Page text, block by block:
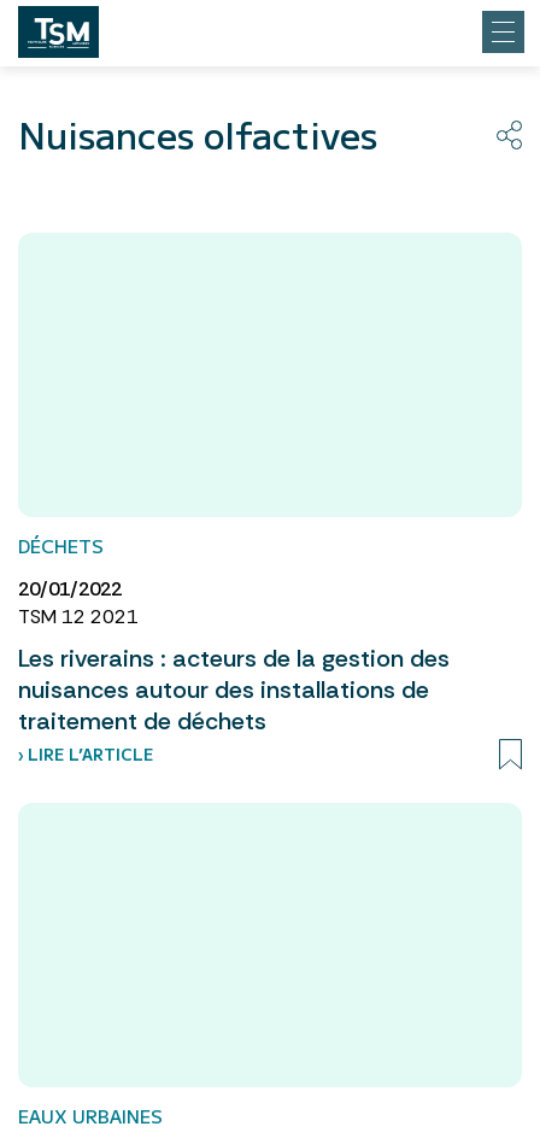
Nuisances olfactives
DÉCHETS
20/01/2022
TSM 12 2021
Les riverains : acteurs de la gestion des
nuisances autour des installations de
traitement de déchets
› LIRE L’ARTICLE
EAUX URBAINES